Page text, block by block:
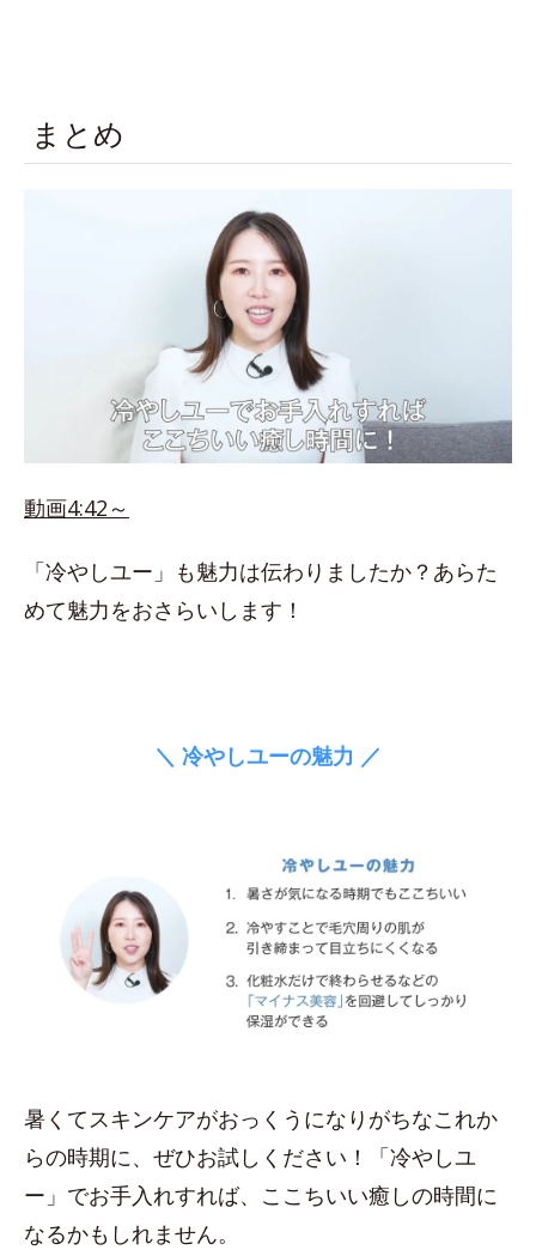
まとめ
動画4:42～
「冷やしユー」も魅力は伝わりましたか？あらた
めて魅力をおさらいします！
＼ 冷やしユーの魅力 ／
暑くてスキンケアがおっくうになりがちなこれか
らの時期に、ぜひお試しください！「冷やしユ
ー」でお手入れすれば、ここちいい癒しの時間に
なるかもしれません。